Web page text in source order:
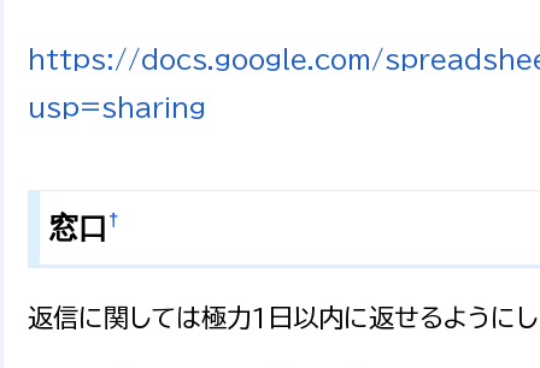
https://docs.google.com/
usp=sharing
窓口 †
返信に関しては極力1日以内に返せるように